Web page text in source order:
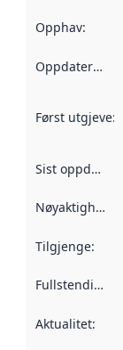
Opphav:
Oppdateringsfrekvens
Først utgjeve:
Sist oppdatert
Nøyaktigheit
Tilgjenge:
Fullstendigheit
Aktualitet: